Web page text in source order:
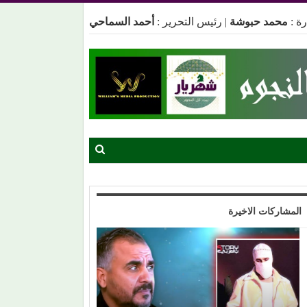
: محمد حبوشة | رئيس التحرير : أحمد السماحي
المشاركات الاخيرة